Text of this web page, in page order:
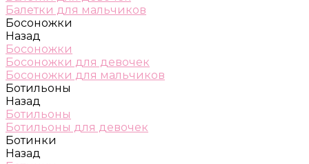
Балетки для мальчиков
Босоножки
Назад
Босоножки
Босоножки для девочек
Босоножки для мальчиков
Ботильоны
Назад
Ботильоны
Ботильоны для девочек
Ботинки
Назад